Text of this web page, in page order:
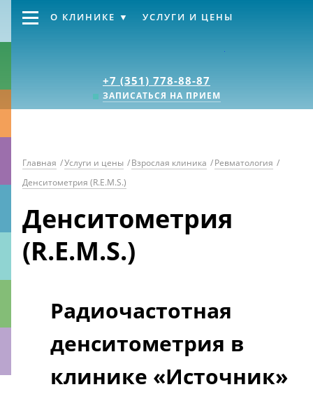
+7 (351) 778-88-87
ЗАПИСАТЬСЯ НА ПРИЕМ
О КЛИНИКЕ УСЛУГИ И ЦЕНЫ
Главная /Услуги и цены /Взрослая клиника /Ревматология /
Денситометрия (R.E.M.S.)
Денситометрия
(R.E.M.S.)
Радиочастотная
денситометрия в
клинике «Источник»